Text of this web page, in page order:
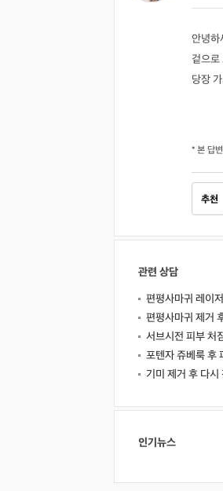
안녕하
겉으로
당장
* 본 답
추천
관련 상담
편평사마귀 레이
편평사마귀 제거
서브시전 피부 처
포텐자 쥬베룩 후
기미 제거 후 다시
인기뉴스